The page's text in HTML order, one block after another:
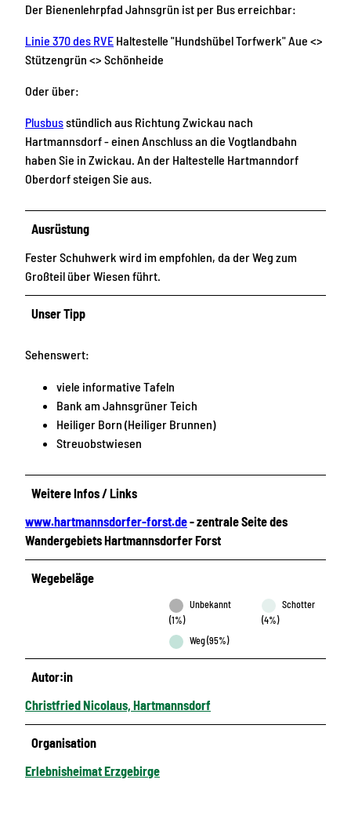
Der Bienenlehrpfad Jahnsgrün ist per Bus erreichbar:
Linie 370 des RVE Haltestelle "Hundshübel Torfwerk" Aue <>
Stützengrün <> Schönheide
Oder über:
Plusbusstündlich aus Richtung Zwickau nach
Hartmannsdorf - einen Anschluss an die Vogtlandbahn
haben Sie in Zwickau. An der Haltestelle Hartmanndorf
Oberdorf steigen Sie aus.
Ausrüstung
Fester Schuhwerk wird im empfohlen, da der Weg zum
Großteil über Wiesen führt.
Unser Tipp
Sehenswert:
viele informative Tafeln
Bank am Jahnsgrüner Teich
Heiliger Born (Heiliger Brunnen)
Streuobstwiesen
Weitere Infos / Links
www.hartmannsdorfer-forst.de- zentrale Seite des
Wandergebiets Hartmannsdorfer Forst
Wegebeläge
Unbekannt
(1%)
Schotter
(4%)
Weg (95%)
Autor:in
Christfried Nicolaus, Hartmannsdorf
Organisation
Erlebnisheimat Erzgebirge